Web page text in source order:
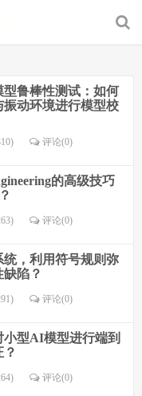
鲁棒性测试：如何
动环境进行模型校
评论(0)
的高级技巧
评论(0)
，利用符号规则弥
陷？
评论(0)
型AI模型进行端到
评论(0)